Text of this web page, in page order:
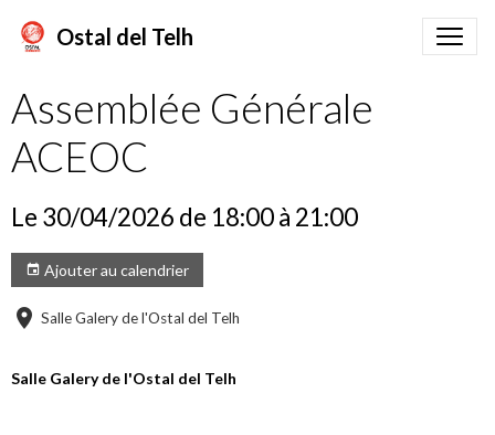
Ostal del Telh
Assemblée Générale
ACEOC
Le 30/04/2026 de 18:00à 21:00
Ajouter au calendrier
Salle Galery de l'Ostal del Telh
Salle Galery de l'Ostal del Telh